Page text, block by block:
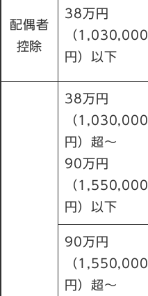
配偶者
控除
38万円
（1,030,000
円）以下
38万円
（1,030,000
円）超～
90万円
（1,550,000
円）以下
90万円
（1,550,000
円）超～